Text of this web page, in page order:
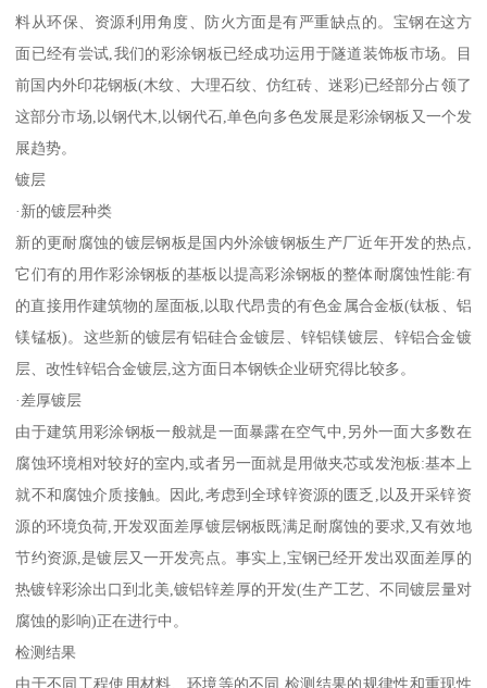
料从环保、资源利用角度、防火方面是有严重缺点的。宝钢在这方
面已经有尝试,我们的彩涂钢板已经成功运用于隧道装饰板市场。目
前国内外印花钢板(木纹、大理石纹、仿红砖、迷彩)已经部分占领了
这部分市场,以钢代木,以钢代石,单色向多色发展是彩涂钢板又一个发
展趋势。
镀层
·新的镀层种类
新的更耐腐蚀的镀层钢板是国内外涂镀钢板生产厂近年开发的热点,
它们有的用作彩涂钢板的基板以提高彩涂钢板的整体耐腐蚀性能:有
的直接用作建筑物的屋面板,以取代昂贵的有色金属合金板(钛板、铝
镁锰板)。这些新的镀层有铝硅合金镀层、锌铝镁镀层、锌铝合金镀
层、改性锌铝合金镀层,这方面日本钢铁企业研究得比较多。
·差厚镀层
由于建筑用彩涂钢板一般就是一面暴露在空气中,另外一面大多数在
腐蚀环境相对较好的室内,或者另一面就是用做夹芯或发泡板:基本上
就不和腐蚀介质接触。因此,考虑到全球锌资源的匮乏,以及开采锌资
源的环境负荷,开发双面差厚镀层钢板既满足耐腐蚀的要求,又有效地
节约资源,是镀层又一开发亮点。事实上,宝钢已经开发出双面差厚的
热镀锌彩涂出口到北美,镀铝锌差厚的开发(生产工艺、不同镀层量对
腐蚀的影响)正在进行中。
检测结果
由于不同工程使用材料、环境等的不同,检测结果的规律性和重现性